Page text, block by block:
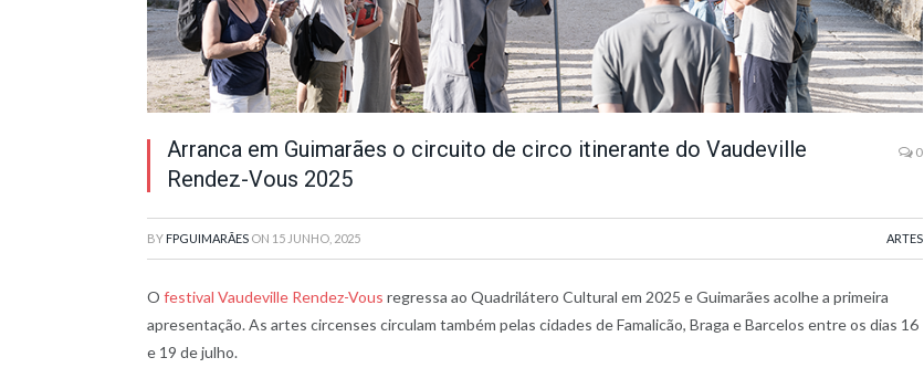
Arranca em Guimarães o circuito de circo itinerante do Vaudeville
Rendez-Vous 2025
0
BY FPGUIMARÃES ON 15 JUNHO, 2025 ARTES
O festival Vaudeville Rendez-Vous regressa ao Quadrilátero Cultural em 2025 e Guimarães acolhe a primeira
apresentação. As artes circenses circulam também pelas cidades de Famalicão, Braga e Barcelos entre os dias 16
e 19 de julho.